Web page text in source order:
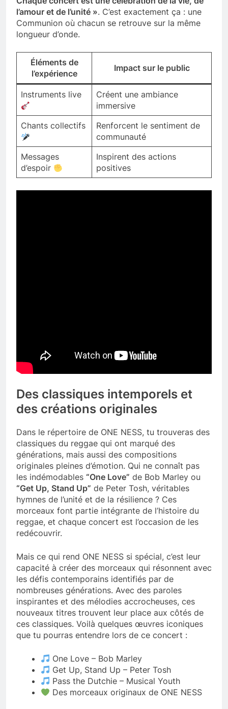
l’amour et de l’unité ». C’est exactement ça : une
Communion où chacun se retrouve sur la même
longueur d’onde.
Éléments de
l’expérience
Impact sur le public
Instruments live
Créent une ambiance
immersive
Chants collectifs
Renforcent le sentiment de
communauté
Messages
d’espoir
Inspirent des actions
positives
Des classiques intemporels et
des créations originales
Dans le répertoire de ONE NESS, tu trouveras des
classiques du reggae qui ont marqué des
générations, mais aussi des compositions
originales pleines d’émotion. Qui ne connaît pas
les indémodables “One Love” de Bob Marley ou
“Get Up, Stand Up” de Peter Tosh, véritables
hymnes de l’unité et de la résilience ? Ces
morceaux font partie intégrante de l’histoire du
reggae, et chaque concert est l’occasion de les
redécouvrir.
Mais ce qui rend ONE NESS si spécial, c’est leur
capacité à créer des morceaux qui résonnent avec
les défis contemporains identifiés par de
nombreuses générations. Avec des paroles
inspirantes et des mélodies accrocheuses, ces
nouveaux titres trouvent leur place aux côtés de
ces classiques. Voilà quelques œuvres iconiques
que tu pourras entendre lors de ce concert :
One Love – Bob Marley
Get Up, Stand Up – Peter Tosh
Pass the Dutchie – Musical Youth
Des morceaux originaux de ONE NESS